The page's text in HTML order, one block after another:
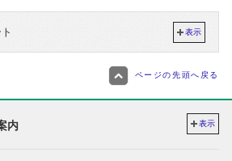
表示
ページの先頭へ戻る
内 表示